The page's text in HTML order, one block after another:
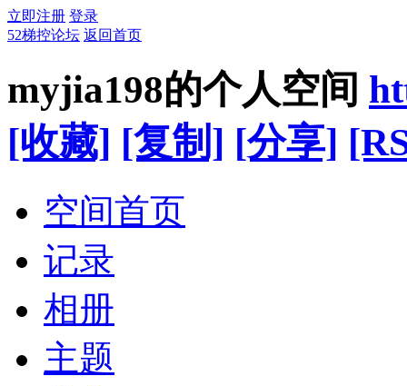
立即注册 登录
52梯控论坛 返回首页
myjia198的个人空间
[收藏] [复制] [分享]
空间首页
记录
相册
主题